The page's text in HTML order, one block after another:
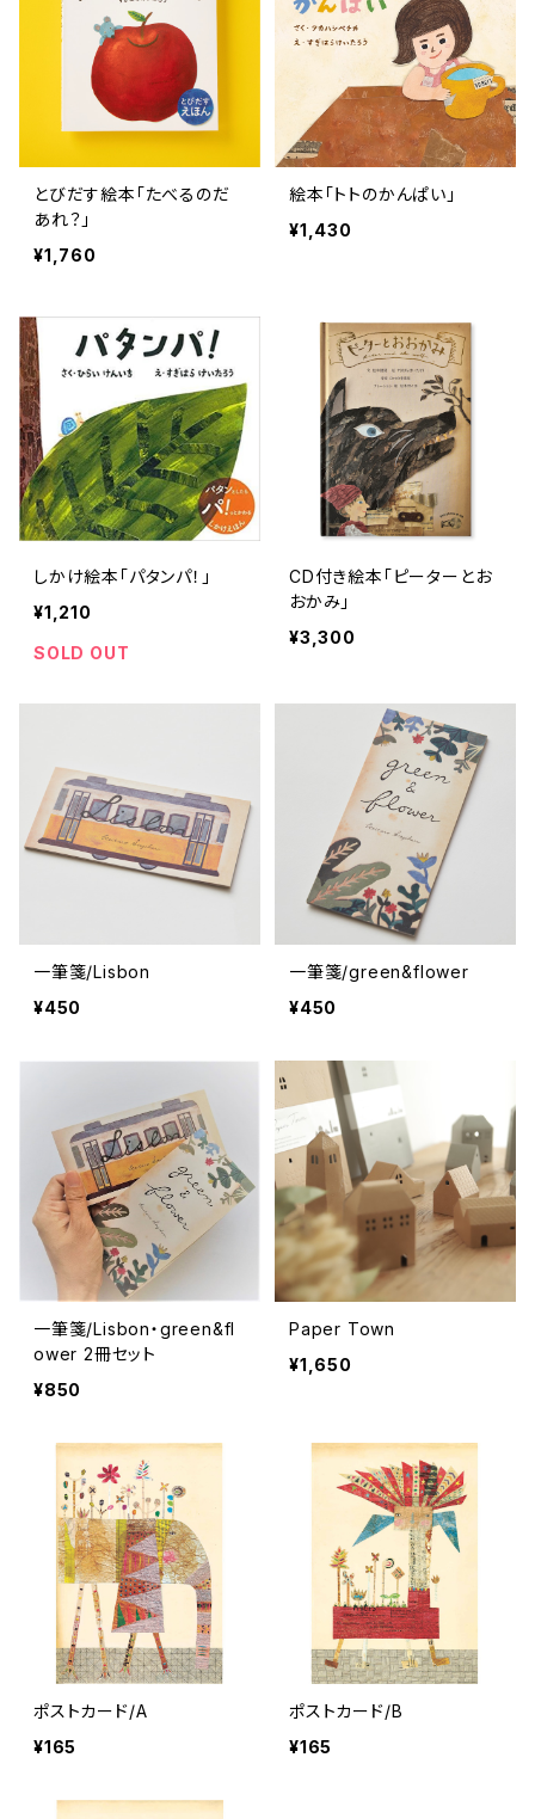
とびだす絵本「たべるのだ
あれ？」
¥1,760
絵本「トトのかんぱい」
¥1,430
しかけ絵本「パタンパ！」
¥1,210
SOLD OUT
CD付き絵本「ピーターとお
おかみ」
¥3,300
一筆箋/Lisbon
¥450
一筆箋/green&flower
¥450
一筆箋/Lisbon・green&fl
ower 2冊セット
¥850
Paper Town
¥1,650
ポストカード/A
¥165
ポストカード/B
¥165